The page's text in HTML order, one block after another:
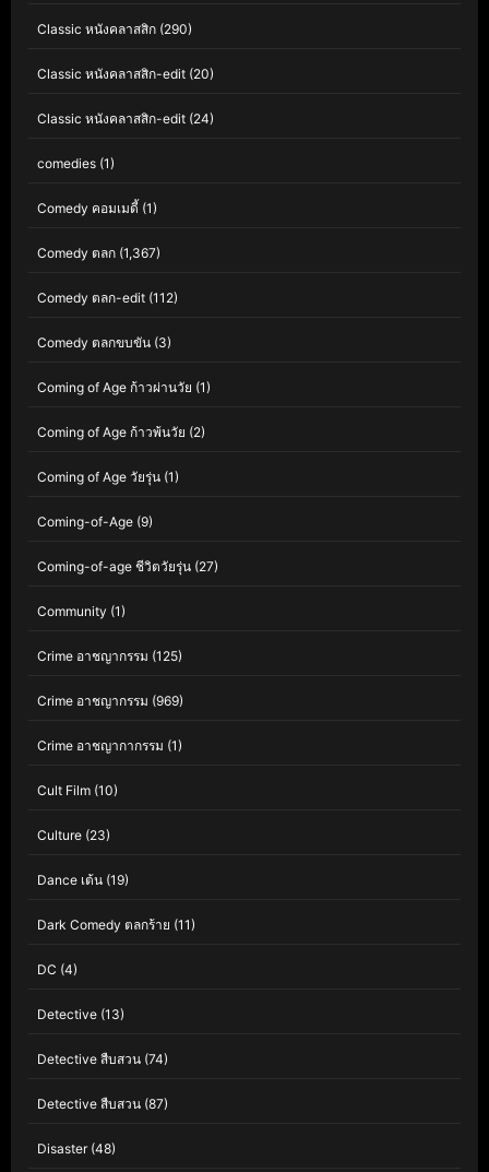
Classic หนังคลาสสิก (290)
Classic หนังคลาสสิก-edit (20)
Classic หนังคลาสสิก-edit (24)
comedies (1)
Comedy คอมเมดี้ (1)
Comedy ตลก (1,367)
Comedy ตลก-edit (112)
Comedy ตลกขบขัน (3)
Coming of Age ก้าวผ่านวัย (1)
Coming of Age ก้าวพ้นวัย (2)
Coming of Age วัยรุ่น (1)
Coming-of-Age (9)
Coming-of-age ชีวิตวัยรุ่น (27)
Community (1)
Crime อาชญากรรม (125)
Crime อาชญากรรม (969)
Crime อาชญากากรรม (1)
Cult Film (10)
Culture (23)
Dance เต้น (19)
Dark Comedy ตลกร้าย (11)
DC (4)
Detective (13)
Detective สืบสวน (74)
Detective สืบสวน (87)
Disaster(48)